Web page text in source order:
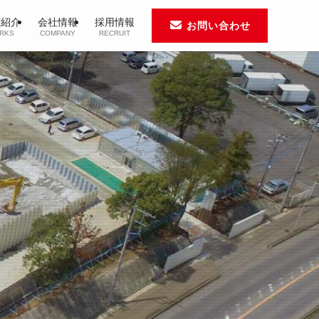
介 会社情報
COMPANY
採用情報
RECRUIT
お問い合わせ